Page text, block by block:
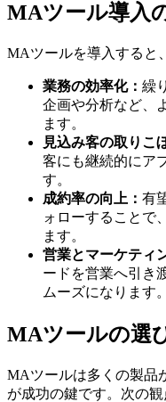
MAツール導入
MAツールを導入すると
業務の効率化： 繰
企画や分析など、
ます。
見込み客の取りこ
客にも継続的にア
す。
成約率の向上： 有
ォローすることで
ます。
営業とマーケティ
ードを営業へ引き
ムーズになります。
MAツールの選
MAツールは多くの製品
が成功の鍵です。次の観